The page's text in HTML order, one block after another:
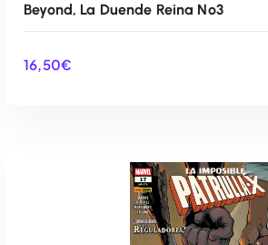
AÑADIR AL CARRITO
Beyond, La Duende Reina Nº3
16,50€